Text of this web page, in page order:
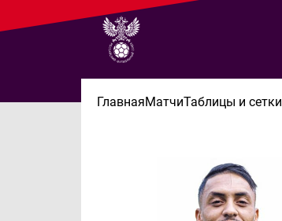
ГлавнаяМатчиТаблицы и сетки